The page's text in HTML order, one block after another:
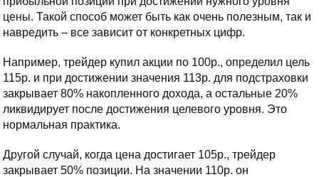
цены. Такой способ может быть как очень полезным, так и
навредить – все зависит от конкретных цифр.
Например, трейдер купил акции по 100р., определил цель
115р. и при достижении значения 113р. для подстраховки
закрывает 80% накопленного дохода, а остальные 20%
ликвидирует после достижения целевого уровня. Это
нормальная практика.
Другой случай, когда цена достигает 105р., трейдер
закрывает 50% позиции. На значении 110р. он